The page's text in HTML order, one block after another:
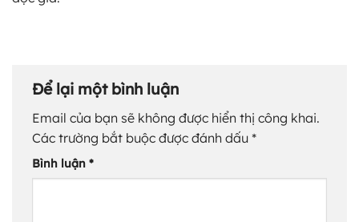
Để lại một bình luận
Email của bạn sẽ không được hiển thị công khai.
Các trường bắt buộc được đánh dấu *
Bình luận *